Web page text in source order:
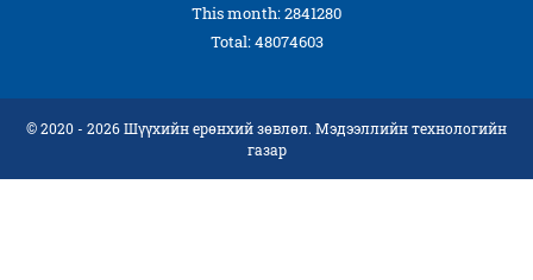
This month: 2841280
Total: 48074603
© 2020 - 2026 Шүүхийн ерөнхий зөвлөл. Мэдээллийн технологийн
газар